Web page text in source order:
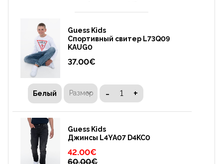
Guess Kids
Cпортивный свитер L73Q09
KAUG0
37.00€
Белый Размер - +
Guess Kids
Джинсы L4YA07 D4KC0
42.00€
60.00€